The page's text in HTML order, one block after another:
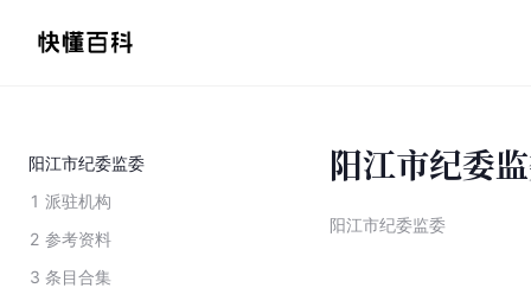
阳江市纪委监委
1 派驻机构
2 参考资料
3 条目合集
阳江市纪委
阳江市纪委监委